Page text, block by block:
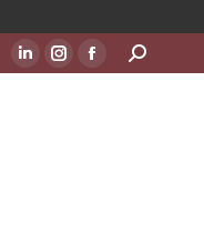
LinkedInInstagram
Facebook
Suchen:
Kontakt